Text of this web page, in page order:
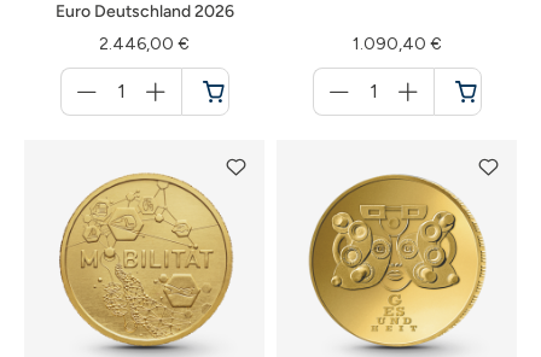
Euro Deutschland 2026
2.446,00 €
für
Warenkorb
1.090,40 €
für
Warenkorb